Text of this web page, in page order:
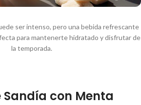
ser intenso, pero una bebida refrescante
para mantenerte hidratado y disfrutar de
la temporada.
Sandía con Menta